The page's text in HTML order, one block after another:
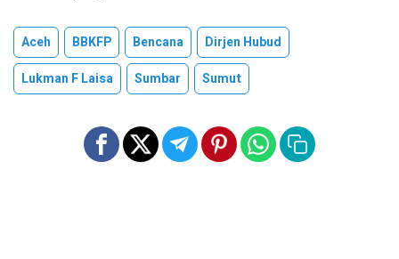
Aceh BBKFP Bencana
Dirjen Hubud
Lukman F Laisa
Sumbar Sumut